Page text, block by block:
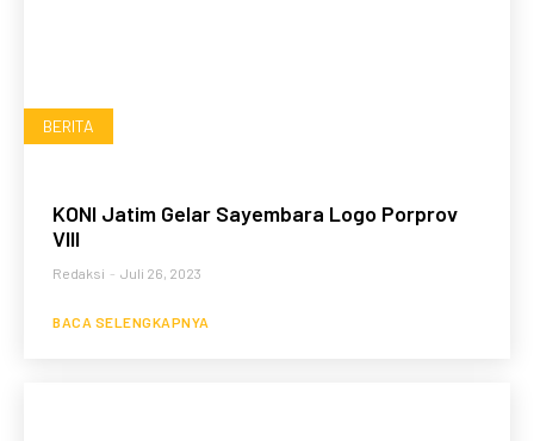
BERITA
KONI Jatim Gelar Sayembara Logo Porprov
VIII
Redaksi - Juli 26, 2023
BACA SELENGKAPNYA